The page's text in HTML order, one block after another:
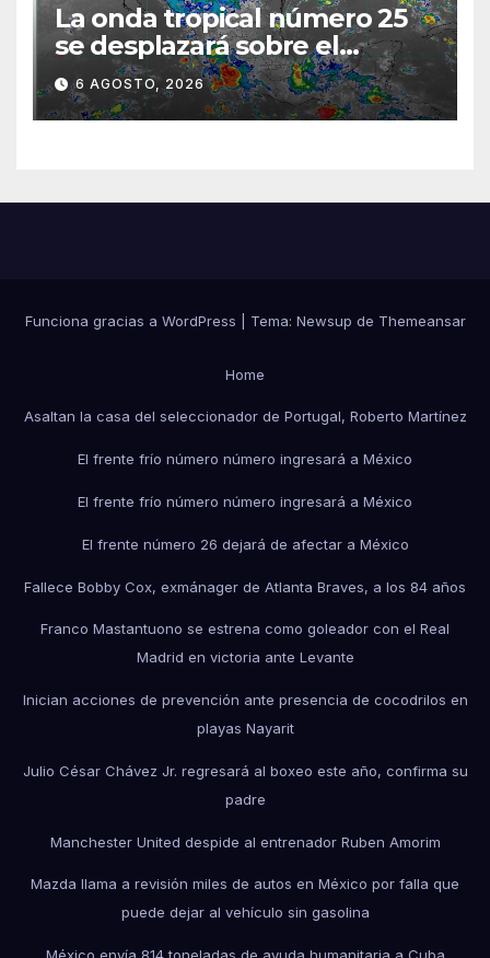
La onda tropical número 25
se desplazará sobre el
sureste mexicano
6 AGOSTO, 2026
Funciona gracias a WordPress Tema: Newsup de Themeansar
Home
Asaltan la casa del seleccionador de Portugal, Roberto Martínez
El frente frío número número ingresará a México
El frente frío número número ingresará a México
El frente número 26 dejará de afectar a México
Fallece Bobby Cox, exmánager de Atlanta Braves, a los 84 años
Franco Mastantuono se estrena como goleador con el Real
Madrid en victoria ante Levante
Inician acciones de prevención ante presencia de cocodrilos en
playas Nayarit
Julio César Chávez Jr. regresará al boxeo este año, confirma su
padre
Manchester United despide al entrenador Ruben Amorim
Mazda llama a revisión miles de autos en México por falla que
puede dejar al vehículo sin gasolina